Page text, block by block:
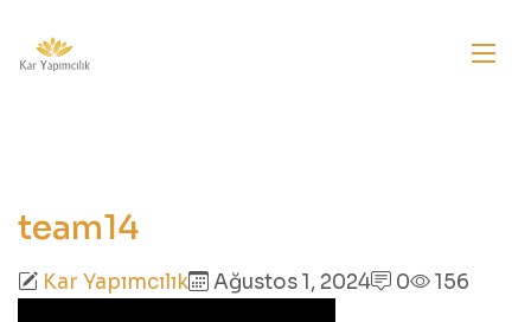
team14
Kar Yapımcılık Ağustos 1, 2024 0 156